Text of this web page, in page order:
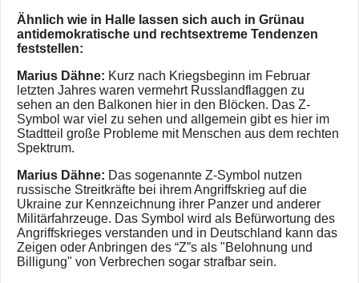
Ähnlich wie in Halle lassen sich auch in Grünau
antidemokratische und rechtsextreme Tendenzen
feststellen:
Marius Dähne: Kurz nach Kriegsbeginn im Februar
letzten Jahres waren vermehrt Russlandflaggen zu
sehen an den Balkonen hier in den Blöcken. Das Z-
Symbol war viel zu sehen und allgemein gibt es hier im
Stadtteil große Probleme mit Menschen aus dem rechten
Spektrum.
Marius Dähne: Das sogenannte Z-Symbol nutzen
russische Streitkräfte bei ihrem Angriffskrieg auf die
Ukraine zur Kennzeichnung ihrer Panzer und anderer
Militärfahrzeuge. Das Symbol wird als Befürwortung des
Angriffskrieges verstanden und in Deutschland kann das
Zeigen oder Anbringen des “Z”s als "Belohnung und
Billigung" von Verbrechen sogar strafbar sein.